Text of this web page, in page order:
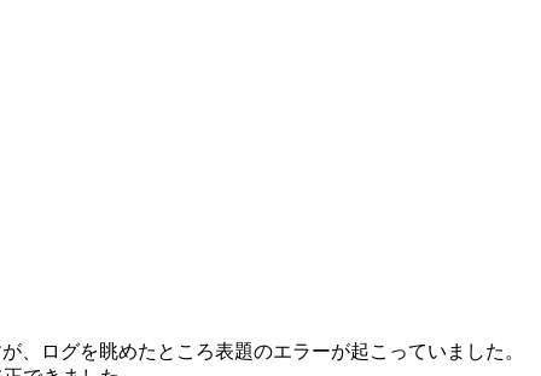
、ログを眺めたところ表題のエラーが起こっていました。